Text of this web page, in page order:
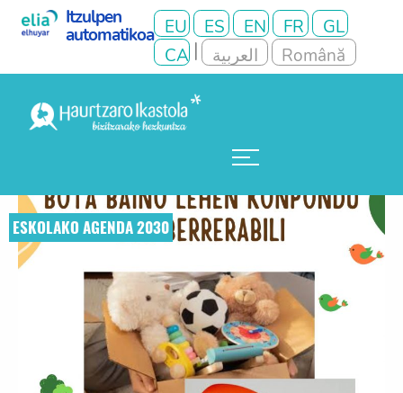
ESKOLAKO AGENDA 2030